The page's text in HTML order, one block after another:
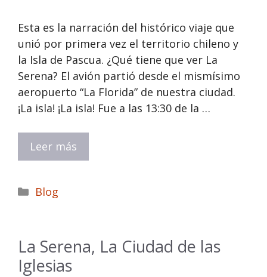
Esta es la narración del histórico viaje que
unió por primera vez el territorio chileno y
la Isla de Pascua. ¿Qué tiene que ver La
Serena? El avión partió desde el mismísimo
aeropuerto “La Florida” de nuestra ciudad.
¡La isla! ¡La isla! Fue a las 13:30 de la …
Leer más
Categorías
Blog
La Serena, La Ciudad de las
Iglesias